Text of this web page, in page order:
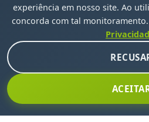
experiência em nosso site. Ao
concorda com tal